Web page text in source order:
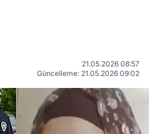
21.05.2026 08:57
Güncelleme: 21.05.2026 09:02